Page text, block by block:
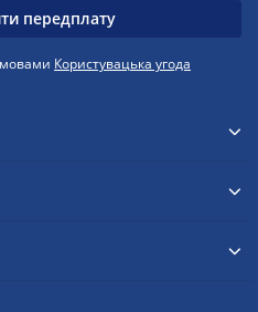
передплату
Користувацька угода